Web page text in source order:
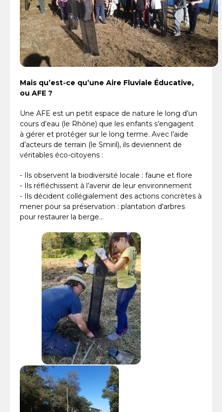
Mais qu’est-ce qu’une Aire Fluviale Éducative,
ou AFE ?
Une AFE est un petit espace de nature le long d’un
cours d’eau (le Rhône) que les enfants s’engagent
à gérer et protéger sur le long terme. Avec l’aide
d’acteurs de terrain (le Smiril), ils deviennent de
véritables éco-citoyens :
- Ils observent la biodiversité locale : faune et flore
- Ils réfléchissent à l’avenir de leur environnement
- Ils décident collégialement des actions concrètes à
mener pour sa préservation : plantation d'arbres
pour restaurer la berge...